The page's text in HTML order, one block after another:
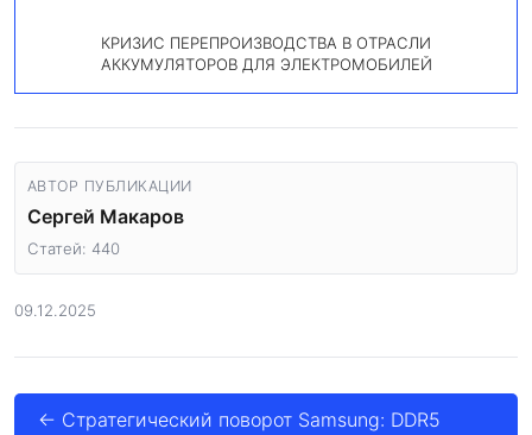
КРИЗИС ПЕРЕПРОИЗВОДСТВА В ОТРАСЛИ
АККУМУЛЯТОРОВ ДЛЯ ЭЛЕКТРОМОБИЛЕЙ
АВТОР ПУБЛИКАЦИИ
Сергей Макаров
Статей: 440
09.12.2025
← Стратегический поворот Samsung: DDR5